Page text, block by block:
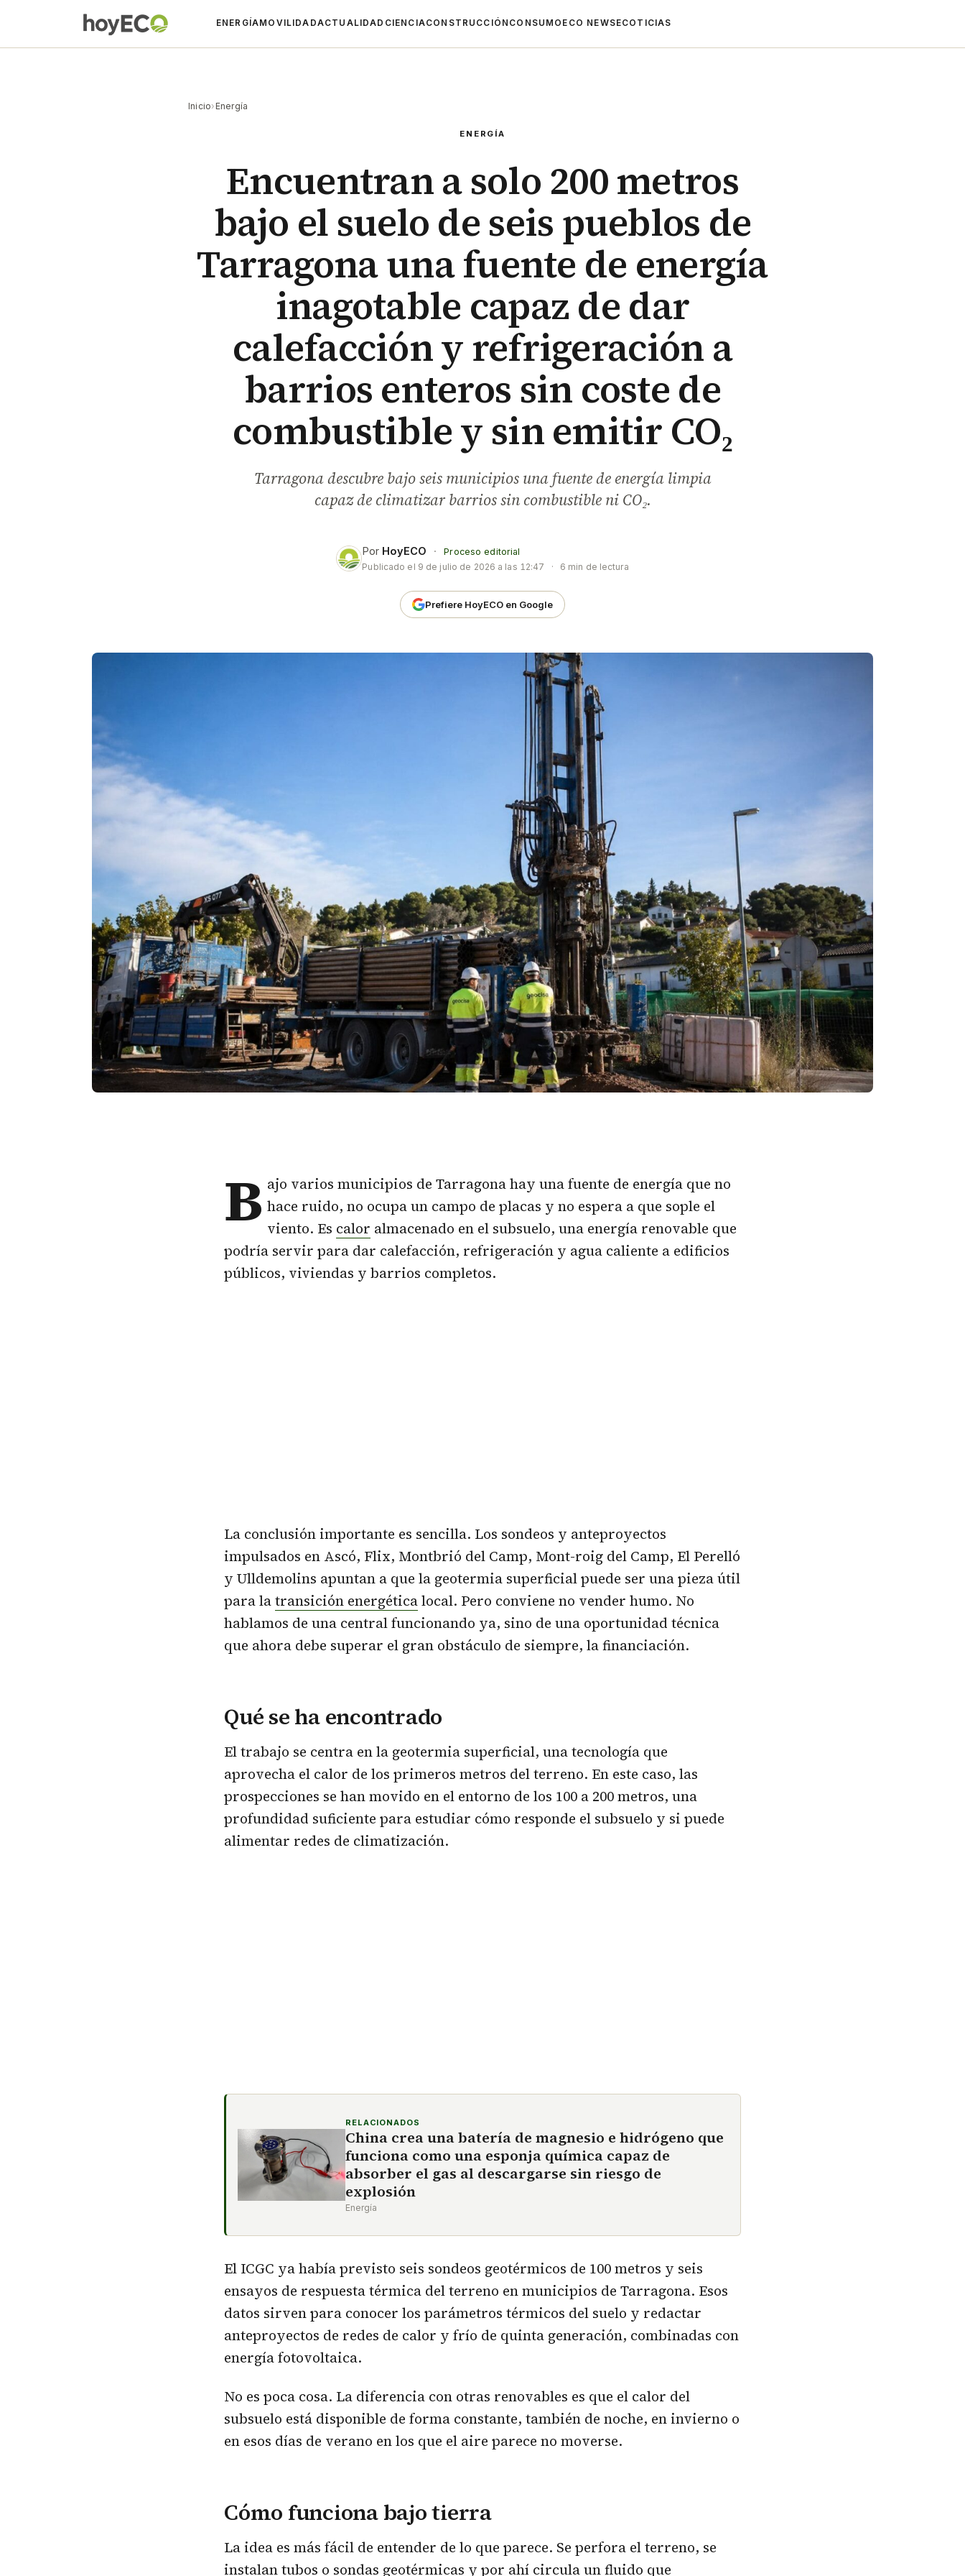
ENERGÍA MOVILIDADACTUALIDAD CIENCIACONSTRUCCIÓN CONSUMO ECO NEWS ECOTICIAS
Inicio› Energía
ENERGÍA
Encuentran a solo 200 metros
bajo el suelo de seis pueblos de
Tarragona una fuente de energía
inagotable capaz de dar
calefacción y refrigeración a
barrios enteros sin coste de
combustible y sin emitir CO₂
Tarragona descubre bajo seis municipios una fuente de energía limpia
capaz de climatizar barrios sin combustible ni CO₂.
Por HoyECO ·
Proceso editorial
Publicado el 9 de julio de 2026 a las 12:47 · 6 min de lectura
Prefiere HoyECO en Google
B ajo varios municipios de Tarragona hay una fuente de energía que no
hace ruido, no ocupa un campo de placas y no espera a que sople el
viento. Es calor almacenado en el subsuelo, una energía renovable que
podría servir para dar calefacción, refrigeración y agua caliente a edificios
públicos, viviendas y barrios completos.
La conclusión importante es sencilla. Los sondeos y anteproyectos
impulsados en Ascó, Flix, Montbrió del Camp, Mont-roig del Camp, El Perelló
y Ulldemolins apuntan a que la geotermia superficial puede ser una pieza útil
para latransición energéticalocal. Pero conviene no vender humo. No
hablamos de una central funcionando ya, sino de una oportunidad técnica
que ahora debe superar el gran obstáculo de siempre, la financiación.
Qué se ha encontrado
El trabajo se centra en la geotermia superficial, una tecnología que
aprovecha el calor de los primeros metros del terreno. En este caso, las
prospecciones se han movido en el entorno de los 100 a 200 metros, una
profundidad suficiente para estudiar cómo responde el subsuelo y si puede
alimentar redes de climatización.
RELACIONADOS
China crea una batería de magnesio e hidrógeno que
funciona como una esponja química capaz de
absorber el gas al descargarse sin riesgo de
explosión
Energía
El ICGC ya había previsto seis sondeos geotérmicos de 100 metros y seis
ensayos de respuesta térmica del terreno en municipios de Tarragona. Esos
datos sirven para conocer los parámetros térmicos del suelo y redactar
anteproyectos de redes de calor y frío de quinta generación, combinadas con
energía fotovoltaica.
No es poca cosa. La diferencia con otras renovables es que el calor del
subsuelo está disponible de forma constante, también de noche, en invierno o
en esos días de verano en los que el aire parece no moverse.
Cómo funciona bajo tierra
La idea es más fácil de entender de lo que parece. Se perfora el terreno, se
instalan tubos o sondas geotérmicas y por ahí circula un fluido que